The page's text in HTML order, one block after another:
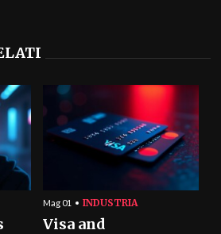
Mag 01 INDUSTRIA
Visa and